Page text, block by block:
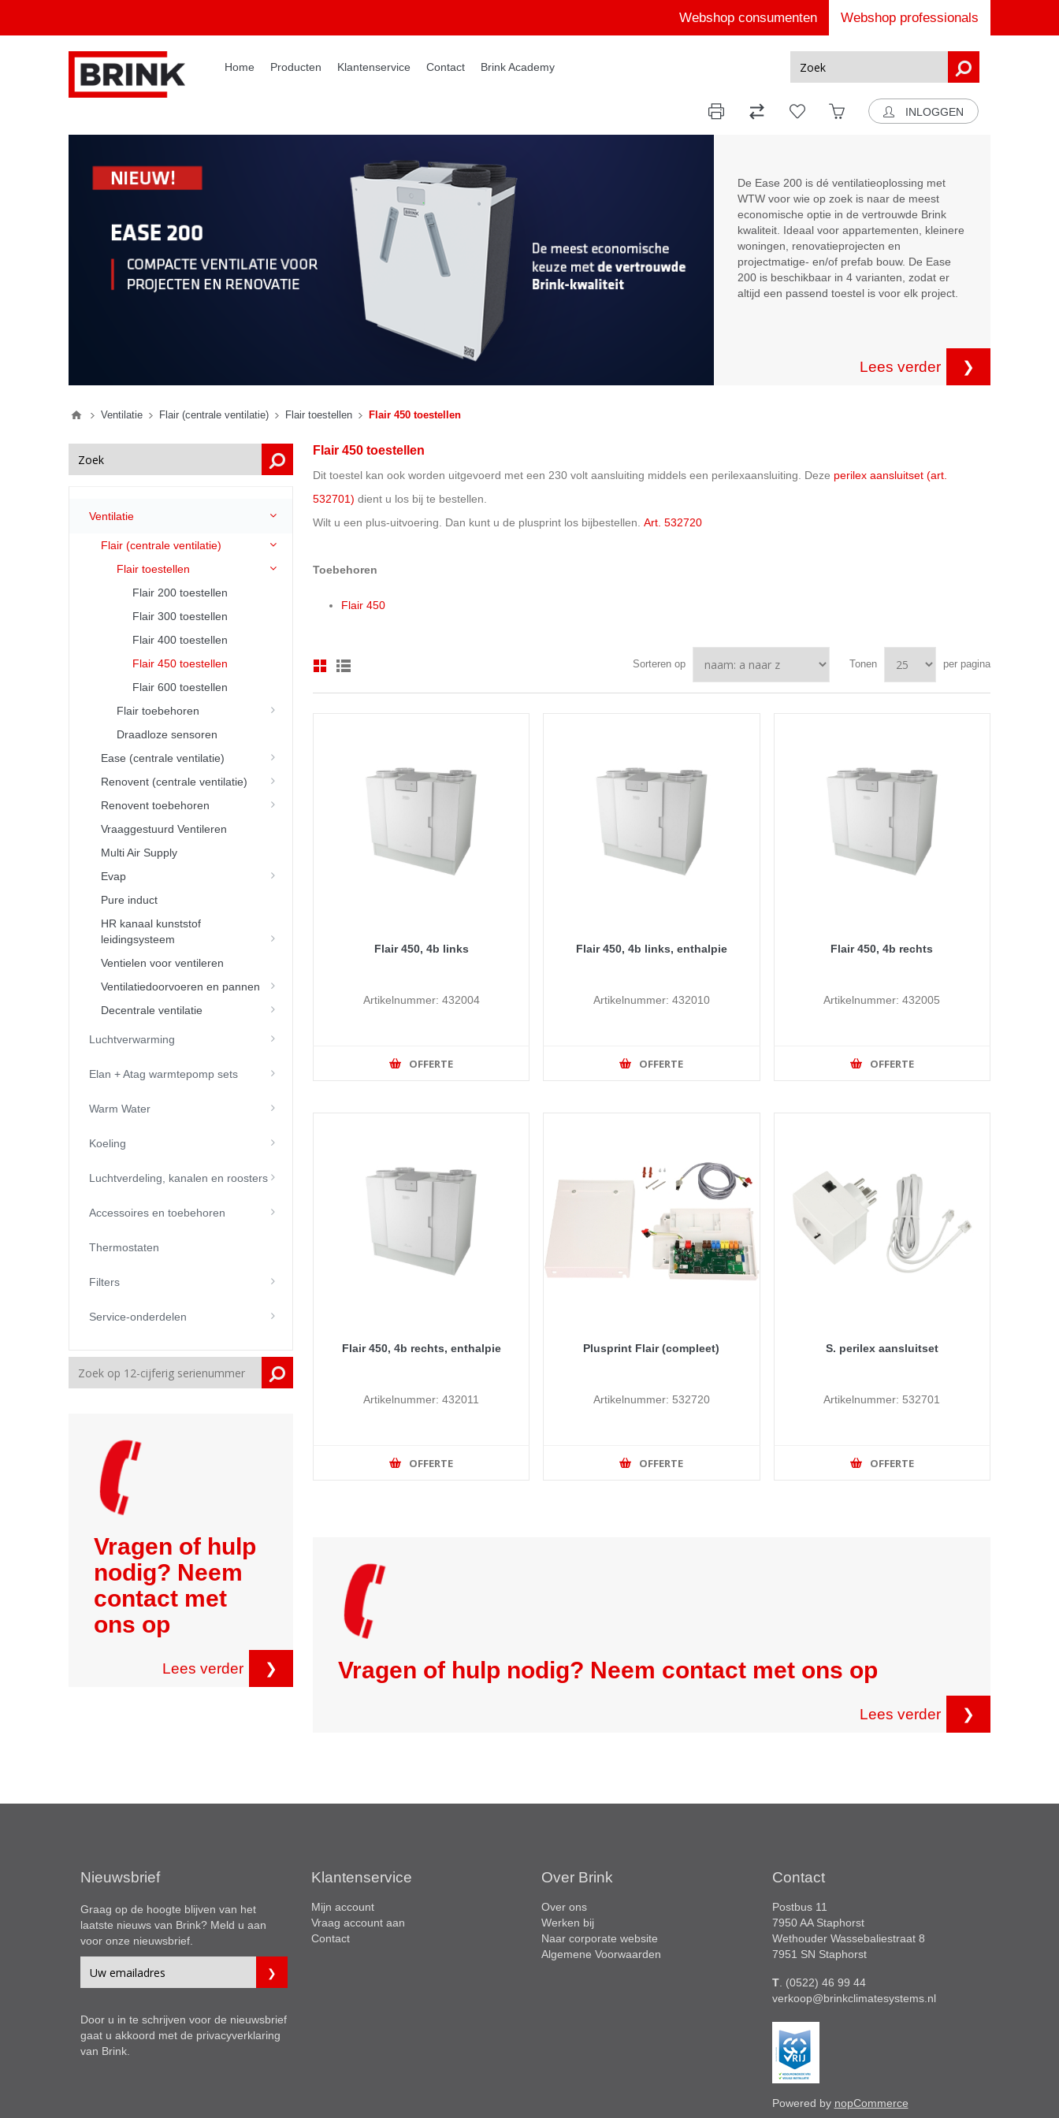
Webshop consumenten Webshop professionals
Home Producten Klantenservice Contact Brink Academy
INLOGGEN
De Ease 200 is dé ventilatieoplossing met
WTW voor wie op zoek is naar de meest
economische optie in de vertrouwde Brink
kwaliteit. Ideaal voor appartementen, kleinere
woningen, renovatieprojecten en
projectmatige- en/of prefab bouw. De Ease
200 is beschikbaar in 4 varianten, zodat er
altijd een passend toestel is voor elk project.
Lees verder ❯
Ventilatie Flair (centrale ventilatie) Flair toestellen Flair 450 toestellen
Flair 450 toestellen
Dit toestel kan ook worden uitgevoerd met een 230 volt aansluiting middels een perilexaansluiting. Deze perilex aansluitset (art.
532701) dient u los bij te bestellen.
Wilt u een plus-uitvoering. Dan kunt u de plusprint los bijbestellen. Art. 532720
Toebehoren
Flair 450
Sorteren op Tonen per pagina
Flair 450, 4b links
Artikelnummer: 432004
OFFERTE
Flair 450, 4b links, enthalpie
Artikelnummer: 432010
OFFERTE
Flair 450, 4b rechts
Artikelnummer: 432005
OFFERTE
Flair 450, 4b rechts, enthalpie
Artikelnummer: 432011
OFFERTE
Plusprint Flair (compleet)
Artikelnummer: 532720
OFFERTE
S. perilex aansluitset
Artikelnummer: 532701
OFFERTE
Vragen of hulp nodig? Neem contact met ons op
Lees verder ❯
Ventilatie
Flair (centrale ventilatie)
Flair toestellen
Flair 200 toestellen
Flair 300 toestellen
Flair 400 toestellen
Flair 450 toestellen
Flair 600 toestellen
Flair toebehoren
Draadloze sensoren
Ease (centrale ventilatie)
Renovent (centrale ventilatie)
Renovent toebehoren
Vraaggestuurd Ventileren
Multi Air Supply
Evap
Pure induct
HR kanaal kunststof
leidingsysteem
Ventielen voor ventileren
Ventilatiedoorvoeren en pannen
Decentrale ventilatie
Luchtverwarming
Elan + Atag warmtepomp sets
Warm Water
Koeling
Luchtverdeling, kanalen en roosters
Accessoires en toebehoren
Thermostaten
Filters
Service-onderdelen
Vragen of hulp
nodig? Neem
contact met
ons op
Lees verder ❯
Nieuwsbrief
Graag op de hoogte blijven van het
laatste nieuws van Brink? Meld u aan
voor onze nieuwsbrief.
Door u in te schrijven voor de nieuwsbrief
gaat u akkoord met de privacyverklaring
van Brink.
Klantenservice
Mijn account
Vraag account aan
Contact
Over Brink
Over ons
Werken bij
Naar corporate website
Algemene Voorwaarden
Contact
Postbus 11
7950 AA Staphorst
Wethouder Wassebaliestraat 8
7951 SN Staphorst
T. (0522) 46 99 44
verkoop@brinkclimatesystems.nl
Powered by nopCommerce